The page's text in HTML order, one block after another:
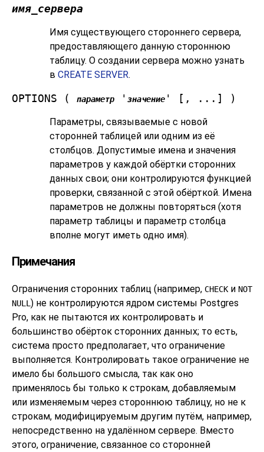
имя_сервера
Имя существующего стороннего сервера,
предоставляющего данную стороннюю
таблицу. О создании сервера можно узнать
в CREATE SERVER.
OPTIONS ( параметр ' значение ' [, ...] )
Параметры, связываемые с новой
сторонней таблицей или одним из её
столбцов. Допустимые имена и значения
параметров у каждой обёртки сторонних
данных свои; они контролируются функцией
проверки, связанной с этой обёрткой. Имена
параметров не должны повторяться (хотя
параметр таблицы и параметр столбца
вполне могут иметь одно имя).
Примечания
Ограничения сторонних таблиц (например, CHECK и NOT
NULL ) не контролируются ядром системы Postgres
Pro, как не пытаются их контролировать и
большинство обёрток сторонних данных; то есть,
система просто предполагает, что ограничение
выполняется. Контролировать такое ограничение не
имело бы большого смысла, так как оно
применялось бы только к строкам, добавляемым
или изменяемым через стороннюю таблицу, но не к
строкам, модифицируемым другим путём, например,
непосредственно на удалённом сервере. Вместо
этого, ограничение, связанное со сторонней